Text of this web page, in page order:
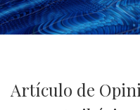
Artículo de